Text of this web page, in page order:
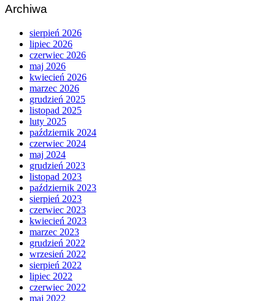
Archiwa
sierpień 2026
lipiec 2026
czerwiec 2026
maj 2026
kwiecień 2026
marzec 2026
grudzień 2025
listopad 2025
luty 2025
październik 2024
czerwiec 2024
maj 2024
grudzień 2023
listopad 2023
październik 2023
sierpień 2023
czerwiec 2023
kwiecień 2023
marzec 2023
grudzień 2022
wrzesień 2022
sierpień 2022
lipiec 2022
czerwiec 2022
maj 2022